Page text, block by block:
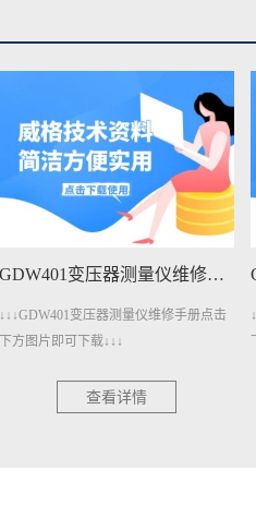
GDW401变压器测量仪维修手册下载
↓↓↓GDW401变压器测量仪维修手册点击
下方图片即可下载↓↓↓
查看详情